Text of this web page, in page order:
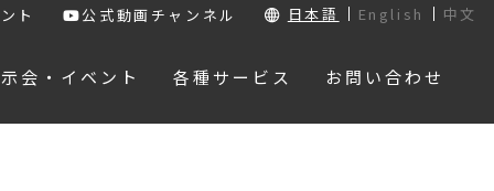
ト 公式動画チャンネル 日本語 English 中文
会・イベント 各種サービス お問い合わせ